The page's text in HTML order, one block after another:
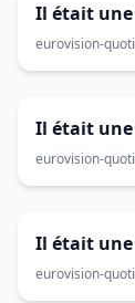
Il était une
eurovision-
Il était une
eurovision-
Il était une
eurovision-